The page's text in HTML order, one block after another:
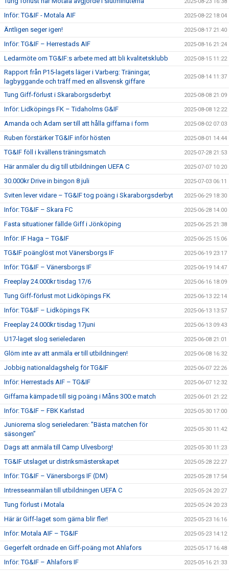
Inför: TG&IF - Motala AIF 2025-08-22 18:04
Äntligen seger igen! 2025-08-17 21:40
Inför: TG&IF – Herrestads AIF 2025-08-16 21:24
Ledarmöte om TG&IF:s arbete med att bli kvalitetsklubb 2025-08-15 11:22
Rapport från P15-lagets läger i Varberg: Träningar,
lagbyggande och träff med en allsvensk giffare
2025-08-14 11:37
Tung Giff-förlust i Skaraborgsderbyt 2025-08-08 21:09
Inför: Lidköpings FK – Tidaholms G&IF 2025-08-08 12:22
Amanda och Adam ser till att hålla giffarna i form 2025-08-02 07:03
Ruben förstärker TG&IF inför hösten 2025-08-01 14:44
TG&IF föll i kvällens träningsmatch 2025-07-28 21:53
Här anmäler du dig till utbildningen UEFA C 2025-07-07 10:20
30.000kr Drive in bingon 8 juli 2025-07-03 06:11
Sviten lever vidare – TG&IF tog poäng i Skaraborgsderbyt 2025-06-29 18:30
Inför: TG&IF – Skara FC 2025-06-28 14:00
Fasta situationer fällde Giff i Jönköping 2025-06-25 21:38
Inför: IF Haga – TG&IF 2025-06-25 15:06
TG&IF poänglöst mot Vänersborgs IF 2025-06-19 23:17
Inför: TG&IF – Vänersborgs IF 2025-06-19 14:47
Freeplay 24.000kr tisdag 17/6 2025-06-16 18:09
Tung Giff-förlust mot Lidköpings FK 2025-06-13 22:14
Inför: TG&IF – Lidköpings FK 2025-06-13 13:57
Freeplay 24.000kr tisdag 17juni 2025-06-13 09:43
U17-laget slog serieledaren 2025-06-08 21:01
Glöm inte av att anmäla er till utbildningen! 2025-06-08 16:32
Jobbig nationaldagshelg för TG&IF 2025-06-07 22:26
Inför: Herrestads AIF – TG&IF 2025-06-07 12:32
Giffarna kämpade till sig poäng i Måns 300:e match 2025-06-01 21:22
Inför: TG&IF – FBK Karlstad 2025-05-30 17:00
Juniorerna slog serieledaren: ”Bästa matchen för
säsongen”
2025-05-30 11:42
Dags att anmäla till Camp Ulvesborg! 2025-05-30 11:23
TG&IF utslaget ur distriksmästerskapet 2025-05-28 22:27
Inför: TG&IF – Vänersborgs IF (DM) 2025-05-28 17:54
Intresseanmälan till utbildningen UEFA C 2025-05-24 20:27
Tung förlust i Motala 2025-05-24 20:23
Här är Giff-laget som gärna blir fler! 2025-05-23 16:16
Inför: Motala AIF – TG&IF 2025-05-23 14:12
Gegerfelt ordnade en Giff-poäng mot Ahlafors 2025-05-17 16:48
Inför: TG&IF – Ahlafors IF 2025-05-16 21:33